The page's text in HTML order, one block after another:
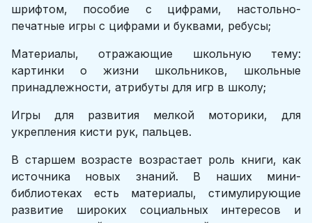
шрифтом, пособие с цифрами, настольно-
печатные игры с цифрами и буквами, ребусы;
Материалы, отражающие школьную тему:
картинки о жизни школьников, школьные
принадлежности, атрибуты для игр в школу;
Игры для развития мелкой моторики, для
укрепления кисти рук, пальцев.
В старшем возрасте возрастает роль книги, как
источника новых знаний. В наших мини-
библиотеках есть материалы, стимулирующие
развитие широких социальных интересов и